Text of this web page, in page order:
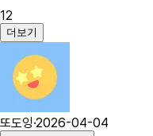
12
더보기
또도잉·2026-04-04